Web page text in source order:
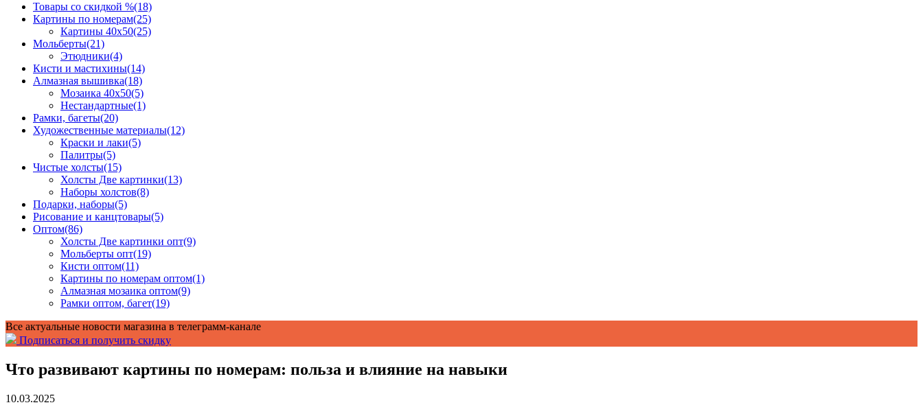
Товары со скидкой %(18)
Картины по номерам(25)
Картины 40x50(25)
Мольберты(21)
Этюдники(4)
Кисти и мастихины(14)
Алмазная вышивка(18)
Мозаика 40x50(5)
Нестандартные(1)
Рамки, багеты(20)
Художественные материалы(12)
Краски и лаки(5)
Палитры(5)
Чистые холсты(15)
Холсты Две картинки(13)
Наборы холстов(8)
Подарки, наборы(5)
Рисование и канцтовары(5)
Оптом(86)
Холсты Две картинки опт(9)
Мольберты опт(19)
Кисти оптом(11)
Картины по номерам оптом(1)
Алмазная мозаика оптом(9)
Рамки оптом, багет(19)
Все актуальные новости магазина в телеграмм-канале
Подписаться и получить скидку
Что развивают картины по номерам: польза и влияние на навыки
10.03.2025